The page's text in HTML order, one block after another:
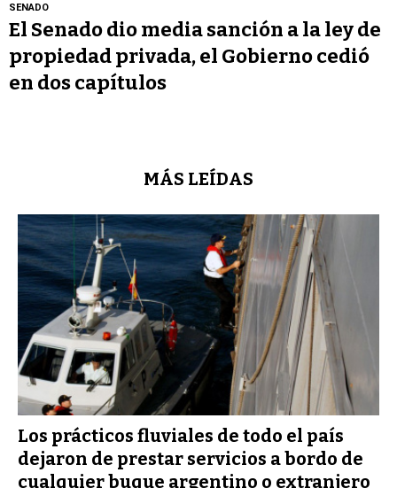
SENADO
El Senado dio media sanción a la ley de
propiedad privada, el Gobierno cedió
en dos capítulos
MÁS LEÍDAS
Los prácticos fluviales de todo el país
dejaron de prestar servicios a bordo de
cualquier buque argentino o extranjero